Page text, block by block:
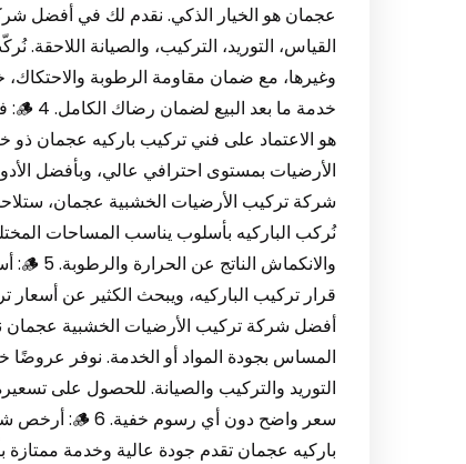
عجمان هو الخيار الذكي. نقدم لك في أفضل
القياس، التوريد، التركيب، والصيانة اللاحقة.
وغيرها، مع ضمان مقاومة الرطوبة والاحتكاك،
هو الاعتماد على فني تركيب باركيه عجمان
الأرضيات بمستوى احترافي عالي، وبأفضل
شركة تركيب الأرضيات الخشبية عجمان،
نُركب الباركيه بأسلوب يناسب المساحات
قرار تركيب الباركيه، ويبحث الكثير عن
أفضل شركة تركيب الأرضيات الخشبية عجمان
المساس بجودة المواد أو الخدمة. نوفر عروضًا
التوريد والتركيب والصيانة. للحصول على
سعر واضح
باركيه عجمان تقدم جودة عالية وخدمة